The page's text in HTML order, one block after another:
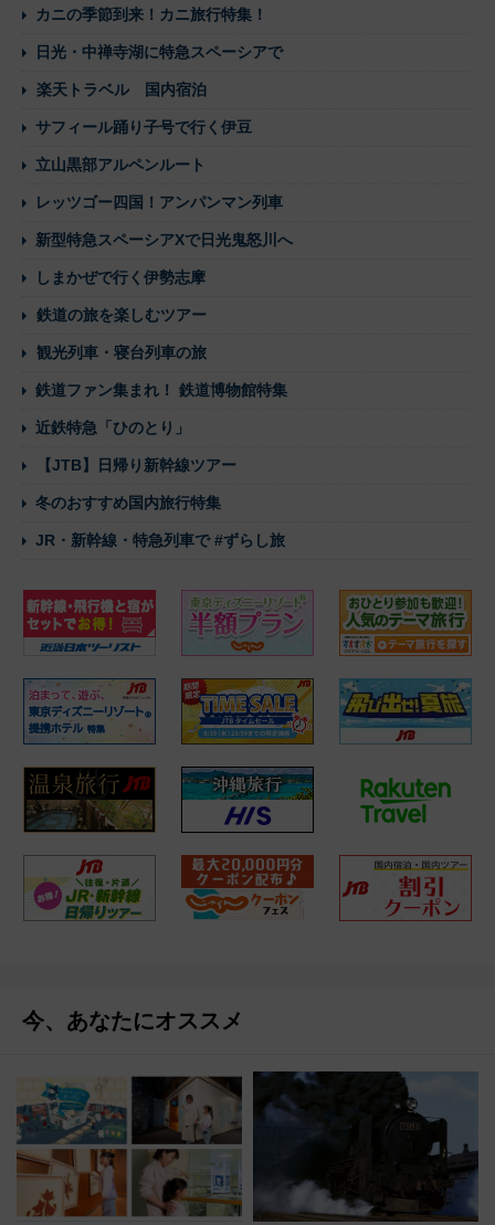
カニの季節到来！カニ旅行特集！
日光・中禅寺湖に特急スペーシアで
楽天トラベル 国内宿泊
サフィール踊り子号で行く伊豆
立山黒部アルペンルート
レッツゴー四国！アンパンマン列車
新型特急スペーシアXで日光鬼怒川へ
しまかぜで行く伊勢志摩
鉄道の旅を楽しむツアー
観光列車・寝台列車の旅
鉄道ファン集まれ！ 鉄道博物館特集
近鉄特急「ひのとり」
【JTB】日帰り新幹線ツアー
冬のおすすめ国内旅行特集
JR・新幹線・特急列車で #ずらし旅
今、あなたにオススメ